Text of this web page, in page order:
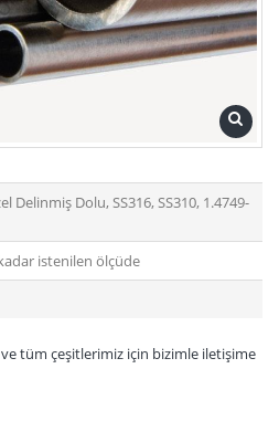
Delinmiş Dolu, SS316, SS310, 1.4749-
istenilen ölçüde
tüm çeşitlerimiz için bizimle iletişime